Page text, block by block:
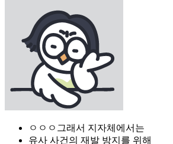
ㅇㅇㅇ그래서 지자체에서는
유사 사건의 재발 방지를 위해